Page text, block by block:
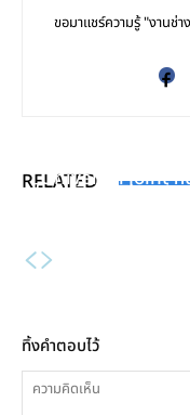
ขอมาแชร์ความรู้ "งานช่า
RELATED
Universal Joint กั
ไทเทเนียม
ทิ้งคำตอบไว้